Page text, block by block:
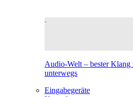
Audio-Welt – bester Klang
unterwegs
Eingabegeräte